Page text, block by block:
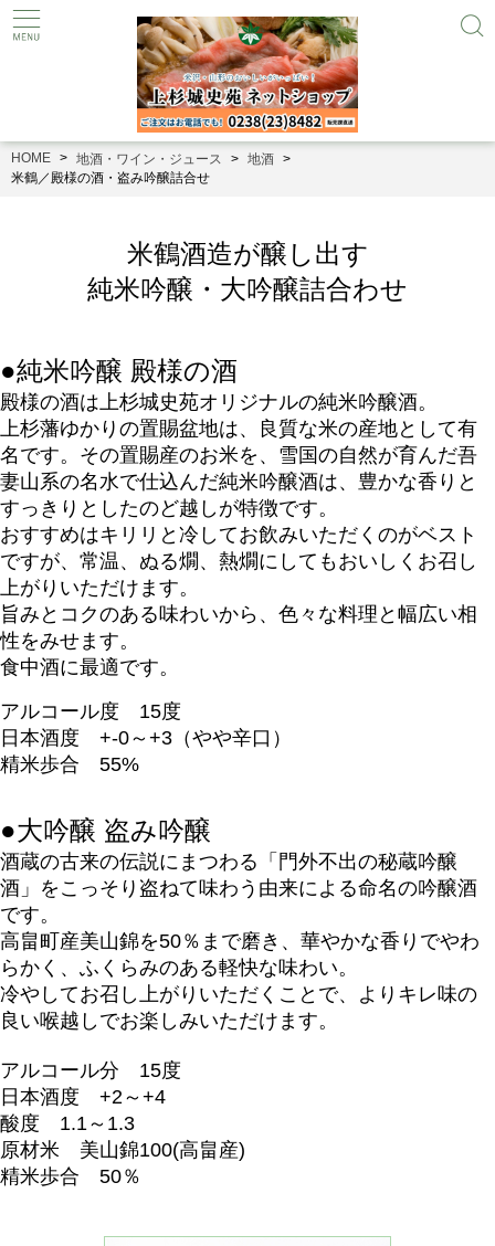
HOME 地酒・ワイン・ジュース
地酒
米鶴／殿様の酒・盗み吟醸詰合せ
米鶴酒造が醸し出す
純米吟醸・大吟醸詰合わせ
●純米吟醸 殿様の酒
殿様の酒は上杉城史苑オリジナルの純米吟醸酒。
上杉藩ゆかりの置賜盆地は、良質な米の産地として有
名です。その置賜産のお米を、雪国の自然が育んだ吾
妻山系の名水で仕込んだ純米吟醸酒は、豊かな香りと
すっきりとしたのど越しが特徴です。
おすすめはキリリと冷してお飲みいただくのがベスト
ですが、 常温、ぬる燗、熱燗にしてもおいしくお召し
上がりいただけます。
旨みとコクのある味わいから、色々な料理と幅広い相
性をみせます。
食中酒に最適です。
アルコール度 15度
日本酒度 +-0～+3（やや辛口）
精米歩合 55%
●大吟醸 盗み吟醸
酒蔵の古来の伝説にまつわる「門外不出の秘蔵吟醸
酒」をこっそり盗ねて味わう由来による命名の吟醸酒
です。
高畠町産美山錦を50％まで磨き、華やかな香りでやわ
らかく、ふくらみのある軽快な味わい。
冷やしてお召し上がりいただくことで、よりキレ味の
良い喉越しでお楽しみいただけます。
アルコール分 15度
日本酒度 +2～+4
酸度 1.1～1.3
原材米 美山錦100(高畠産)
精米歩合 50％